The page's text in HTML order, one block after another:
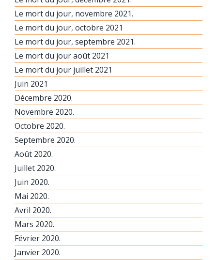
Le mort du jour, novembre 2021.
Le mort du jour, octobre 2021
Le mort du jour, septembre 2021.
Le mort du jour août 2021
Le mort du jour juillet 2021
Juin 2021
Décembre 2020.
Novembre 2020.
Octobre 2020.
Septembre 2020.
Août 2020.
Juillet 2020.
Juin 2020.
Mai 2020.
Avril 2020.
Mars 2020.
Février 2020.
Janvier 2020.